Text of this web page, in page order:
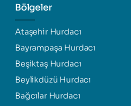
Bölgeler
Ataşehir Hurdacı
Bayrampaşa Hurdacı
Beşiktaş Hurdacı
Beylikdüzü Hurdacı
Bağcılar Hurdacı